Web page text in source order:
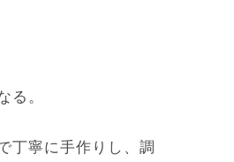
る。
丁寧に手作りし、調